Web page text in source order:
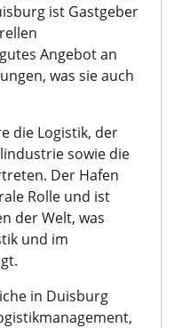
ist Gastgeber
Angebot an
was sie auch
die Logistik, der
sowie die
Der Hafen
Rolle und ist
der Welt, was
und im
in Duisburg